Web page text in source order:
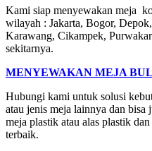
Kami siap menyewakan meja
wilayah : Jakarta, Bogor,
Karawang, Cikampek,
sekitarnya.
MENYEWAKAN MEJA
Hubungi kami untuk solusi
atau jenis meja lainnya dan
meja plastik atau alas plastik
terbaik.